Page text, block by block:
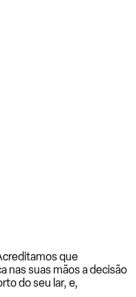
que
nas suas mãos a decisão
do seu lar, e,